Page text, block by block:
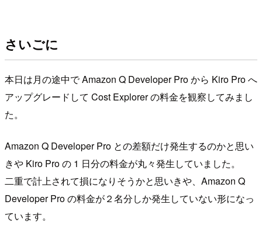
さいごに
本日は月の途中で Amazon Q Developer Pro から Kiro Pro へ
アップグレードして Cost Explorer の料金を観察してみまし
た。
Amazon Q Developer Pro との差額だけ発生するのかと思い
きや Kiro Pro の 1 日分の料金が丸々発生していました。
二重で計上されて損になりそうかと思いきや、Amazon Q
Developer Pro の料金が２名分しか発生していない形になっ
ています。